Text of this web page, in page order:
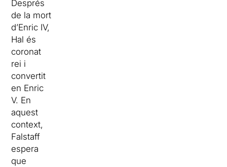
Després
de la mort
d’Enric IV,
Hal és
coronat
rei i
convertit
en Enric
V. En
aquest
context,
Falstaff
espera
que